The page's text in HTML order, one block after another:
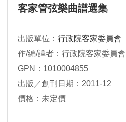
客家管弦樂曲譜選集
出版單位： 行政院客家委員會
作/編/譯者：行政院客家委員會
GPN：1010004855
出版／創刊日期：2011-12
價格：未定價